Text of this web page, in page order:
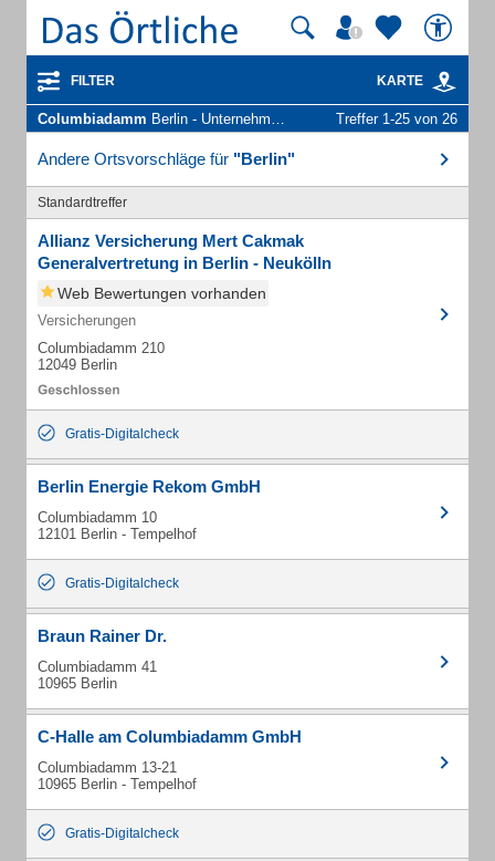
FILTER KARTE
Columbiadamm Berlin - Unternehmen und Personen Treffer 1-25 von 26
Andere Ortsvorschläge für "Berlin"
Standardtreffer
Allianz Versicherung Mert Cakmak
Generalvertretung in Berlin - Neukölln
Web Bewertungen vorhanden
Versicherungen
Columbiadamm 210
12049 Berlin
Gratis-Digitalcheck
Berlin Energie Rekom GmbH
Columbiadamm 10
12101 Berlin - Tempelhof
Gratis-Digitalcheck
Braun Rainer Dr.
Columbiadamm 41
10965 Berlin
C-Halle am Columbiadamm GmbH
Columbiadamm 13-21
10965 Berlin - Tempelhof
Gratis-Digitalcheck